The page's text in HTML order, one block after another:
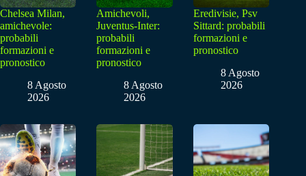
Chelsea Milan,
amichevole:
probabili
formazioni e
pronostico
8 Agosto
2026
Amichevoli,
Juventus-Inter:
probabili
formazioni e
pronostico
8 Agosto
2026
Eredivisie, Psv
Sittard: probabili
formazioni e
pronostico
8 Agosto
2026